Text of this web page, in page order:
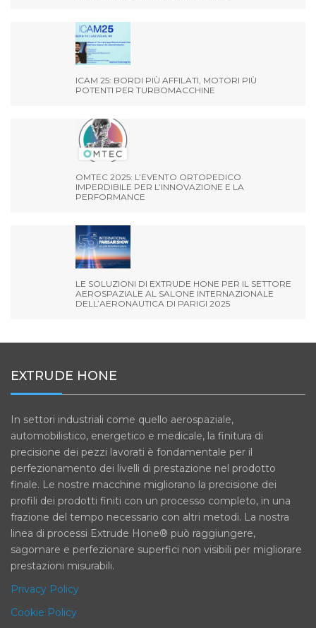
ICAM 25: BORDI PIÙ AFFILATI, MOTORI PIÙ
POTENTI PER TURBOMACCHINE
OMTEC 2025: L’EVENTO ORTOPEDICO
IMPERDIBILE PER L’INNOVAZIONE E LA
PERFORMANCE
LE SOLUZIONI DI EXTRUDE HONE PER IL SETTORE
AEROSPAZIALE AL SALONE INTERNAZIONALE
DELL’AERONAUTICA DI PARIGI 2025
EXTRUDE HONE
In settori industriali come quello aerospaziale,
automobilistico, energetico e medicale, la finitura di
precisione dei pezzi lavorati è fondamentale per il
perfezionamento dei livelli di prestazione nel prodotto
finale. Le nostre macchine migliorano la precisione dei
profili dei prodotti finiti con un processo completo, in una
frazione del tempo necessario con altri metodi. La nostra
linea di processi Extrude Hone® può raggiungere,
sagomare e perfezionare superfici non visibili per migliorare
prestazioni misurabili.
Privacy Policy
Cookie Policy